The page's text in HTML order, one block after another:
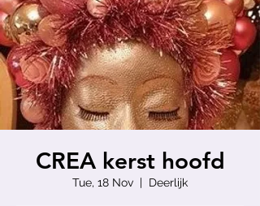
CREA kerst hoofd
Tue, 18 Nov
  |
Deerlijk